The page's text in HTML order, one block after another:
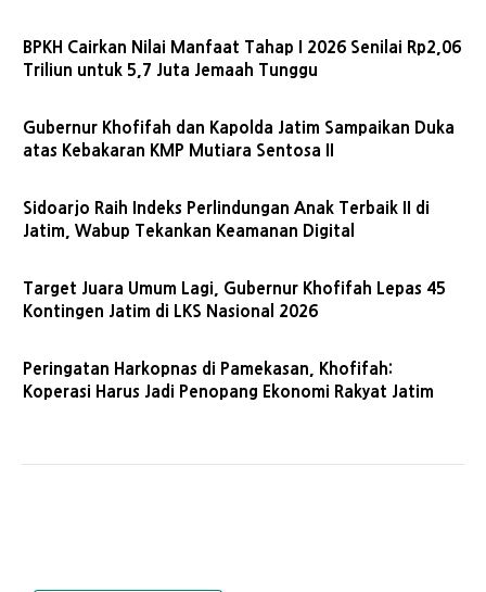
BPKH Cairkan Nilai Manfaat Tahap I 2026 Senilai Rp2,06
Triliun untuk 5,7 Juta Jemaah Tunggu
Gubernur Khofifah dan Kapolda Jatim Sampaikan Duka
atas Kebakaran KMP Mutiara Sentosa II
Sidoarjo Raih Indeks Perlindungan Anak Terbaik II di
Jatim, Wabup Tekankan Keamanan Digital
Target Juara Umum Lagi, Gubernur Khofifah Lepas 45
Kontingen Jatim di LKS Nasional 2026
Peringatan Harkopnas di Pamekasan, Khofifah:
Koperasi Harus Jadi Penopang Ekonomi Rakyat Jatim